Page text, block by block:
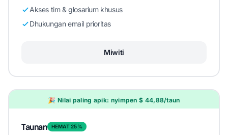
Akses tim & glosarium khusus
Dhukungan email prioritas
Miwiti
🎉 Nilai paling apik: nyimpen $ 44,88/taun
Taunan HEMAT 25%